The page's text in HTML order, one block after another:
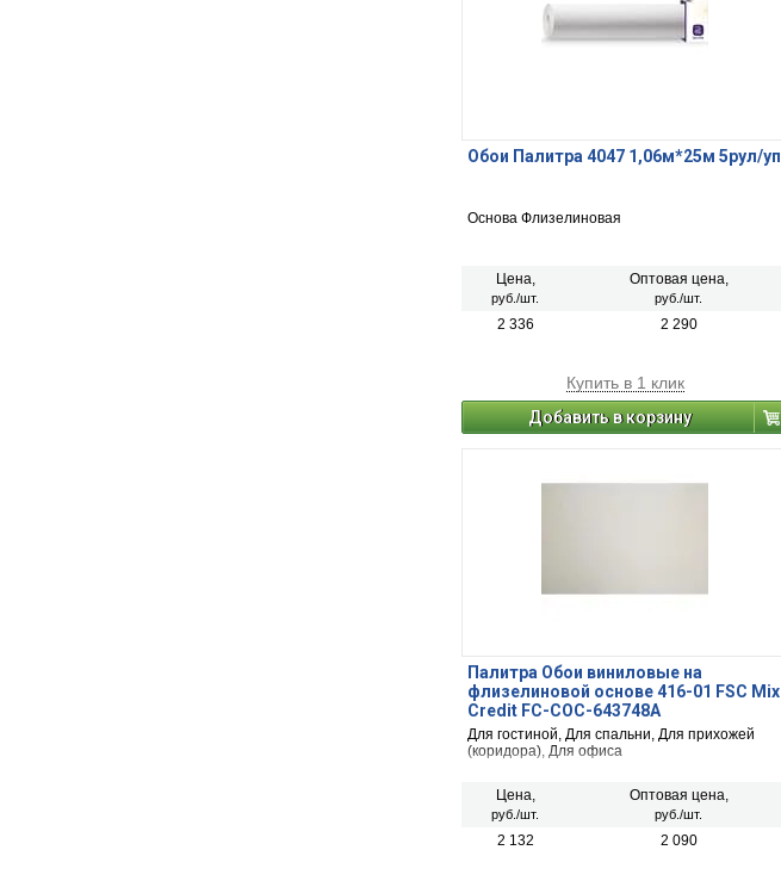
Обои Палитра 4047 1,06м*25м 5рул/уп
Основа Флизелиновая
Цена,
руб./шт.
Оптовая цена,
руб./шт.
2 336 2 290
Купить в 1 клик
Добавить в корзину
Палитра Обои виниловые на
флизелиновой основе 416-01 FSC Mix
Credit FC-COC-643748A
Для гостиной, Для спальни, Для прихожей
(коридора), Для офиса
Цена,
руб./шт.
Оптовая цена,
руб./шт.
2 132 2 090